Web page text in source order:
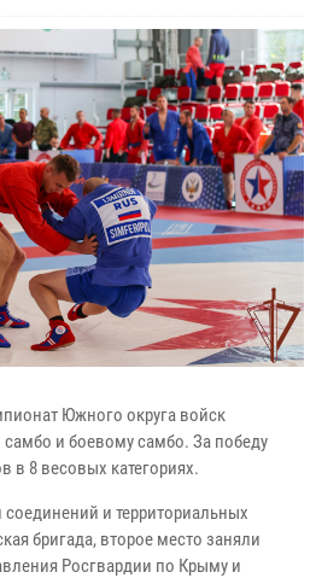
Южного округа войск
и боевому самбо. За победу
в 8 весовых категориях.
и территориальных
бригада, второе место заняли
Росгвардии по Крыму и